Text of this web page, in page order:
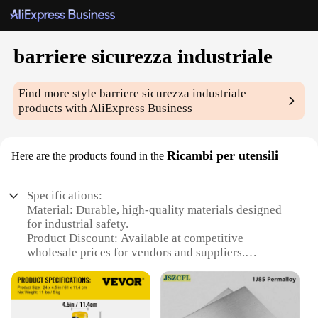
barriere sicurezza industriale
Find more stylebarriere sicurezza industriale
products with AliExpress Business
Here are the products found in the Ricambi per utensili
Specifications:
Material: Durable, high-quality materials designed
for industrial safety.
Product Discount: Available at competitive
wholesale prices for vendors and suppliers.
essential component of safety equipment.
Design and Style: Ergonomically designed for ease
of use and efficient safety management.